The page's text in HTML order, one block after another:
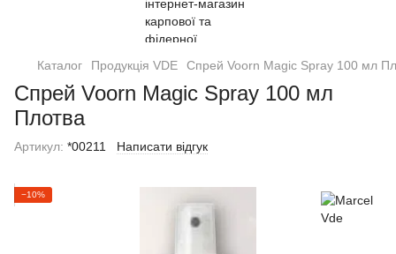
Каталог Продукція VDE Спрей Voorn Magic Spray 100 мл
Спрей Voorn Magic Spray 100 мл
Плотва
Артикул: *00211 Написати відгук
−10%